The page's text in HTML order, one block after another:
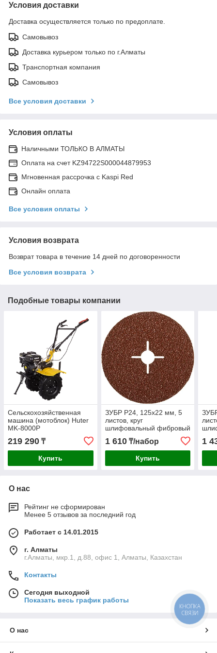
Условия доставки
Доставка осуществляется только по предоплате.
Самовывоз
Доставка курьером только по г.Алматы
Транспортная компания
Самовывоз
Все условия доставки
Условия оплаты
Наличными ТОЛЬКО В АЛМАТЫ
Оплата на счет KZ94722S000044879953
Мгновенная рассрочка с Kaspi Red
Онлайн оплата
Все условия оплаты
Условия возврата
Возврат товара в течение 14 дней по договоренности
Все условия возврата
Подобные товары компании
Сельскохозяйственная
машина (мотоблок) Huter
MK-8000P
219 290 ₸
Купить
ЗУБР P24, 125х22 мм, 5
листов, круг
шлифовальный фибровый
для УШМ 35585-125-024
Профессионал
1 610₸/набор
Купить
1
О нас
Рейтинг не сформирован
Менее 5 отзывов за последний год
Работает с 14.01.2015
г. Алматы
г.Алматы, мкр.1, д.88, офис 1, Алматы, Казахстан
Контакты
Сегодня выходной
Показать весь график работы
О нас
КНОПКА
СВЯЗИ